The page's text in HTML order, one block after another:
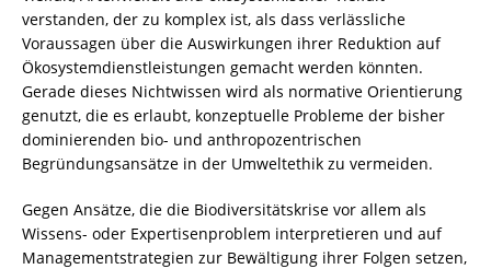
verstanden, der zu komplex ist, als dass verlässliche
Voraussagen über die Auswirkungen ihrer Reduktion auf
Ökosystemdienstleistungen gemacht werden könnten.
Gerade dieses Nichtwissen wird als normative Orientierung
genutzt, die es erlaubt, konzeptuelle Probleme der bisher
dominierenden bio- und anthropozentrischen
Begründungsansätze in der Umweltethik zu vermeiden.
Gegen Ansätze, die die Biodiversitätskrise vor allem als
Wissens- oder Expertisenproblem interpretieren und auf
Managementstrategien zur Bewältigung ihrer Folgen setzen,